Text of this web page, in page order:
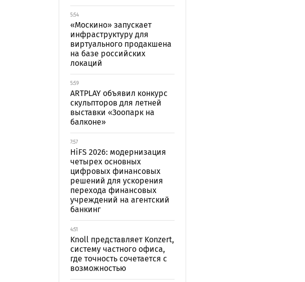
5:54
«Москино» запускает
инфраструктуру для
виртуального продакшена
на базе российских
локаций
5:59
ARTPLAY объявил конкурс
скульпторов для летней
выставки «Зоопарк на
балконе»
7:57
HiFS 2026: модернизация
четырех основных
цифровых финансовых
решений для ускорения
перехода финансовых
учреждений на агентский
банкинг
4:51
Knoll представляет Konzert,
систему частного офиса,
где точность сочетается с
возможностью